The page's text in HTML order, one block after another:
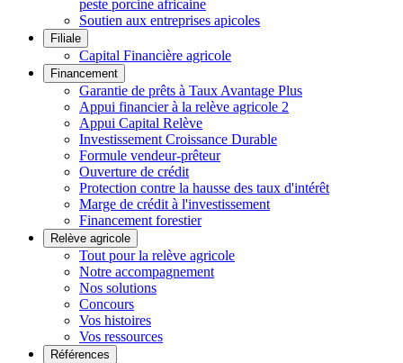
peste porcine africaine
Soutien aux entreprises apicoles
Filiale
Capital Financière agricole
Financement
Garantie de prêts à Taux Avantage Plus
Appui financier à la relève agricole 2
Appui Capital Relève
Investissement Croissance Durable
Formule vendeur-prêteur
Ouverture de crédit
Protection contre la hausse des taux d'intérêt
Marge de crédit à l'investissement
Financement forestier
Relève agricole
Tout pour la relève agricole
Notre accompagnement
Nos solutions
Concours
Vos histoires
Vos ressources
Références